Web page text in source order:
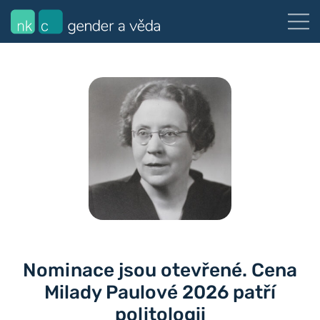
Nominace jsou otevřené. Cena
Milady Paulové 2026 patří
politologii